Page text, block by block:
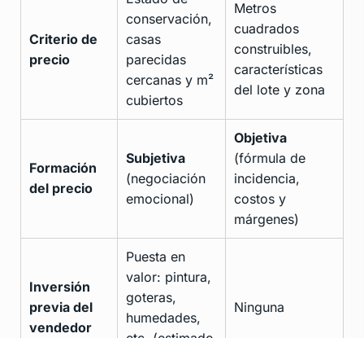
Criterio de
precio
conservación,
casas
parecidas
cercanas y m²
cubiertos
Metros
cuadrados
construibles,
características
del lote y zona
Formación
del precio
Subjetiva
(negociación
emocional)
Objetiva
(fórmula de
incidencia,
costos y
márgenes)
Inversión
previa del
vendedor
Puesta en
valor: pintura,
goteras,
humedades,
Ninguna